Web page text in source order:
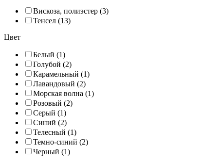
Вискоза, полиэстер (3)
Тенсел (13)
Цвет
Белый (1)
Голубой (2)
Карамельный (1)
Лавандовый (2)
Морская волна (1)
Розовый (2)
Серый (1)
Синий (2)
Телесный (1)
Темно-синий (2)
Черный (1)